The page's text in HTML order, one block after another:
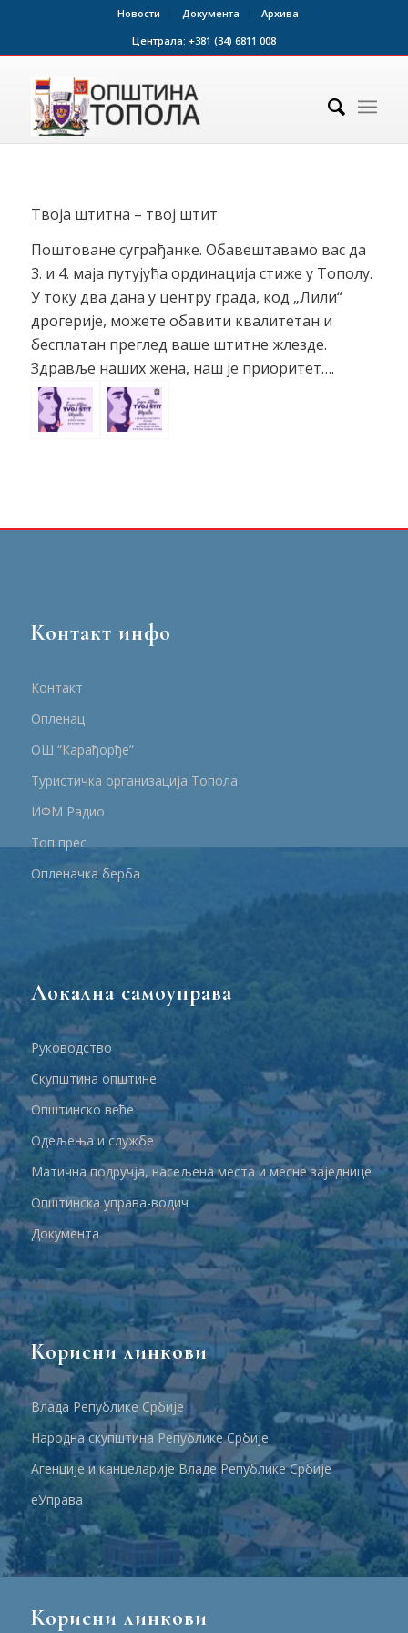
Новости Документа
Архива
Централа: +381 (34) 6811 008
Твоја штитна – твој штит
Поштоване суграђанке. Обавештавамо вас да
3. и 4. маја путујућа ординација стиже у Тополу.
У току два дана у центру града, код „Лили“
дрогерије, можете обавити квалитетан и
бесплатан преглед ваше штитне жлезде.
Здравље наших жена, наш је приоритет….
Контакт инфо
Контакт
Опленац
ОШ “Карађорђе”
Туристичка организација Топола
ИФМ Радио
Топ прес
Опленачка берба
Локална самоуправа
Руководство
Скупштина општине
Општинско веће
Одељења и службе
Матична подручја, насељена места и месне заједнице
Општинска управа-водич
Документа
Корисни линкови
Влада Републике Србије
Народна скупштина Републике Србије
Агенције и канцеларије Владе Републике Србије
еУправа
Корисни линкови